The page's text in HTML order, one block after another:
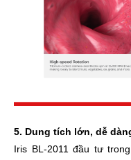
5. Dung tích lớn, dễ
Iris BL-2011 đầu tư